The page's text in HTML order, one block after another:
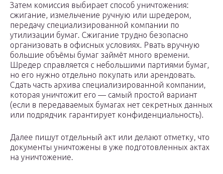
Затем комиссия выбирает способ уничтожения:
сжигание, измельчение ручную или шредером,
передачу специализированной компании по
утилизации бумаг. Сжигание трудно безопасно
организовать в офисных условиях. Рвать вручную
большие объёмы бумаг займёт много времени.
Шредер справляется с небольшими партиями бумаг,
но его нужно отдельно покупать или арендовать.
Сдать часть архива специализированной компании,
которая уничтожит его — самый простой вариант
(если в передаваемых бумагах нет секретных данных
или подрядчик гарантирует конфиденциальность).
Далее пишут отдельный акт или делают отметку, что
документы уничтожены в уже подготовленных актах
на уничтожение.